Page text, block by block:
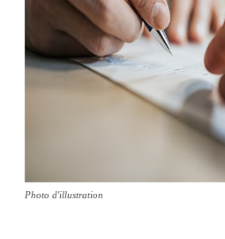
Photo d'illustration